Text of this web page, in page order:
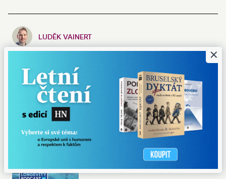
LUDĚK VAINERT
vezmi prášek. Eli Lilly má svatý grál
tlouštíků i investorů
Injekce si běžní lidé sami píchají jen velmi neradi. Podle
průzkumů má k takové formě užívání léků averzi sedm
z deseti amerických pacientů....
6. 8. 2026 ▪ 4 min. čtení
×